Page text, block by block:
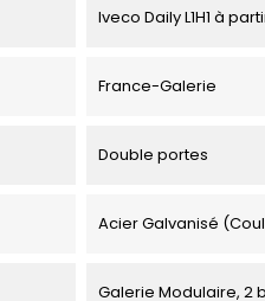
Iveco Daily L1H1 à
France-Galerie
Double portes
Acier Galvanisé
Galerie Modulaire, 2